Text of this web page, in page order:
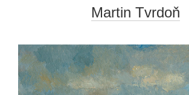
Martin Tvrdoň